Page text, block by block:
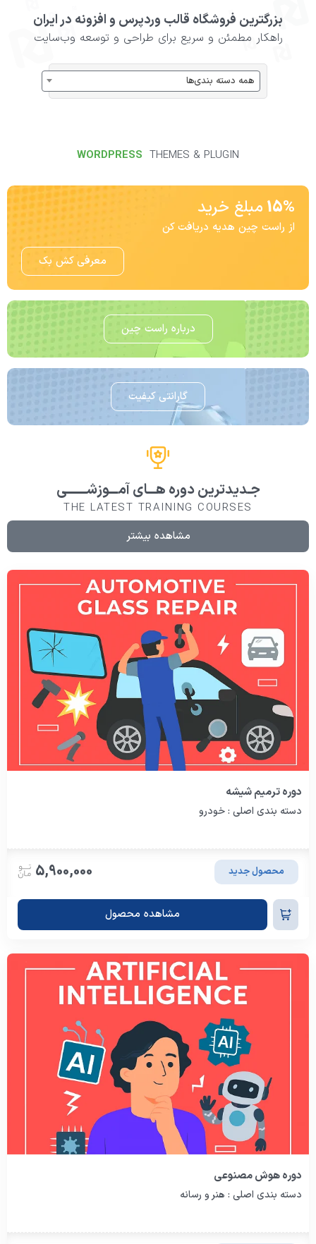
بزرگترین فروشگاه قالب وردپرس و افزونه در ایران
راهکار مطمئن و سریع برای طراحی و توسعه وب‌سایت
همه دسته بندی‌ها
THEMES & PLUGIN
WORDPRESS
15% مبلغ خرید
از راست چین هدیه دریافت کن
معرفی کش بک
درباره راست چین
گارانتی کیفیت
جـدیدترین دوره هـــای آمـــوزشـــــــی
THE LATEST TRAINING COURSES
مشاهده بیشتر
دوره ترمیم شیشه
دسته بندی اصلی : خودرو
محصول جدید 5,900,000
مشاهده محصول
دوره هوش مصنوعی
دسته بندی اصلی : هنر و رسانه